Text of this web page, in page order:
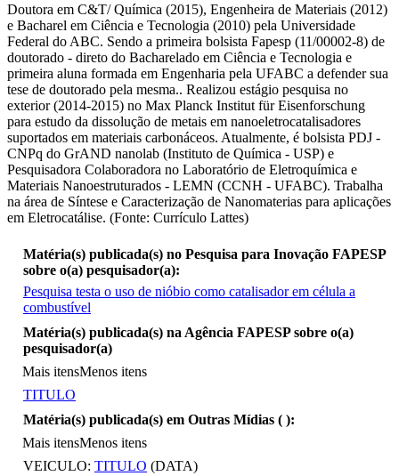
Doutora em C&T/ Química (2015), Engenheira de Materiais (2012)
e Bacharel em Ciência e Tecnologia (2010) pela Universidade
Federal do ABC. Sendo a primeira bolsista Fapesp (11/00002-8) de
doutorado - direto do Bacharelado em Ciência e Tecnologia e
primeira aluna formada em Engenharia pela UFABC a defender sua
tese de doutorado pela mesma.. Realizou estágio pesquisa no
exterior (2014-2015) no Max Planck Institut für Eisenforschung
para estudo da dissolução de metais em nanoeletrocatalisadores
suportados em materiais carbonáceos. Atualmente, é bolsista PDJ -
CNPq do GrAND nanolab (Instituto de Química - USP) e
Pesquisadora Colaboradora no Laboratório de Eletroquímica e
Materiais Nanoestruturados - LEMN (CCNH - UFABC). Trabalha
na área de Síntese e Caracterização de Nanomaterias para aplicações
em Eletrocatálise. (Fonte: Currículo Lattes)
Matéria(s) publicada(s) no Pesquisa para Inovação FAPESP
sobre o(a) pesquisador(a):
Pesquisa testa o uso de nióbio como catalisador em célula a
combustível
Mais itens
Matéria(s) publicada(s) na Agência FAPESP sobre o(a)
pesquisador(a)
Mais itensMenos itens
TITULO
Matéria(s) publicada(s) em Outras Mídias ( ):
Mais itensMenos itens
VEICULO: TITULO (DATA)